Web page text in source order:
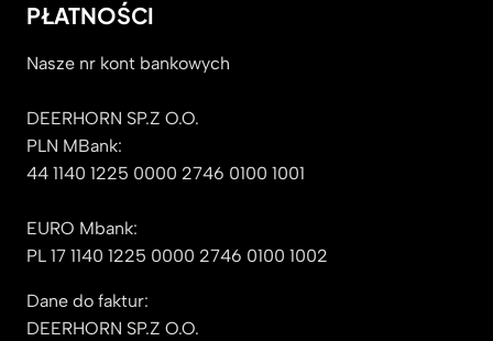
PŁATNOŚCI
Nasze nr kont bankowych
DEERHORN SP.Z O.O.
PLN MBank:
44 1140 1225 0000 2746 0100 1001
EURO Mbank:
PL 17 1140 1225 0000 2746 0100 1002
Dane do faktur:
DEERHORN SP.Z O.O.